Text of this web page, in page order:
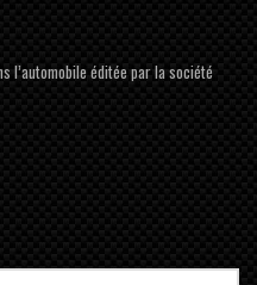
l’automobile éditée par la société